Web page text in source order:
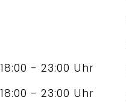
18:00 - 23:00 Uhr
18:00 - 23:00 Uhr